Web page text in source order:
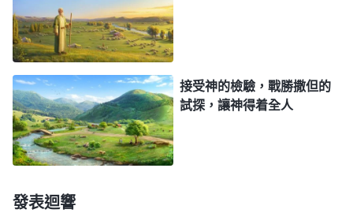
接受神的檢驗，戰勝撒但的
試探，讓神得着全人
發表迴響